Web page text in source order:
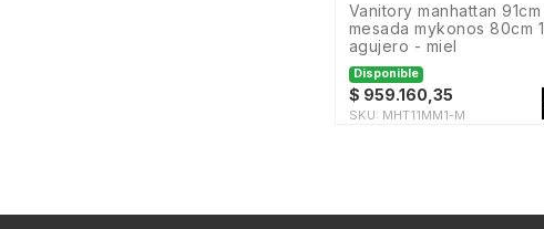
vanitory manhattan 91cm con
mesada mykonos 80cm 1
agujero - miel
Disponible
$ 959.160,35
SKU: MHT11MM1-M